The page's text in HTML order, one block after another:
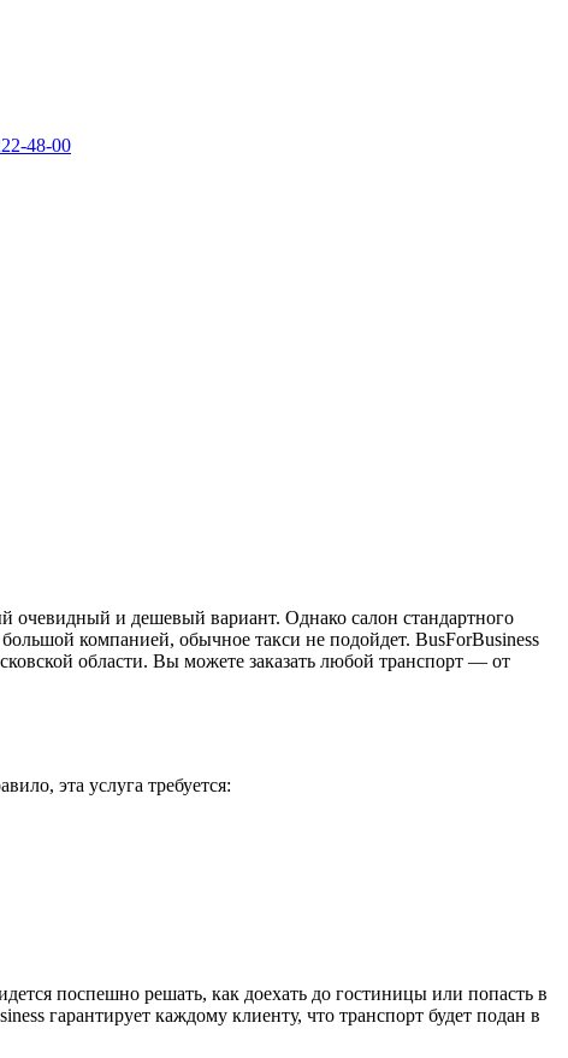
48-00
очевидный и дешевый вариант. Однако салон стандартного
компанией, обычное такси не подойдет. BusForBusiness
области. Вы можете заказать любой транспорт — от
эта услуга требуется:
поспешно решать, как доехать до гостиницы или попасть в
гарантирует каждому клиенту, что транспорт будет подан в